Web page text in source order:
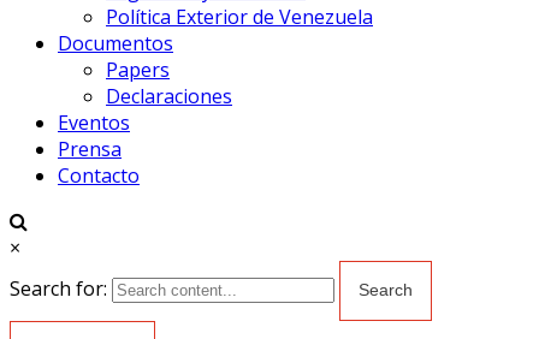
Política Exterior de Venezuela
Documentos
Papers
Declaraciones
Eventos
Prensa
Contacto
×
Search for: